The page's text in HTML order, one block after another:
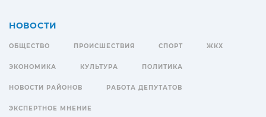
НОВОСТИ
ОБЩЕСТВО ПРОИСШЕСТВИЯ СПОРТ ЖКХ
ЭКОНОМИКА КУЛЬТУРА ПОЛИТИКА
НОВОСТИ РАЙОНОВ РАБОТА ДЕПУТАТОВ
ЭКСПЕРТНОЕ МНЕНИЕ